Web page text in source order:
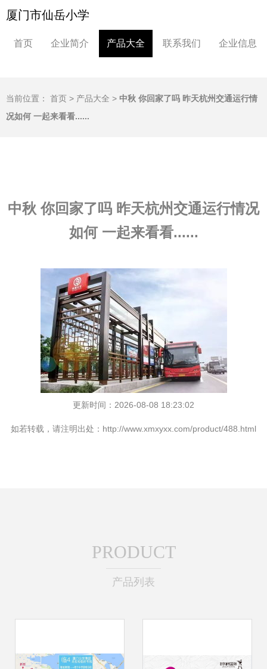
厦门市仙岳小学
首页 企业简介 产品大全 联系我们 企业信息
当前位置： 首页 > 产品大全 > 中秋 你回家了吗 昨天杭州交通运行情
况如何 一起来看看......
中秋 你回家了吗 昨天杭州交通运行情况
如何 一起来看看......
更新时间：2026-08-08 18:23:02
如若转载，请注明出处：http://www.xmxyxx.com/product/488.html
PRODUCT
产品列表